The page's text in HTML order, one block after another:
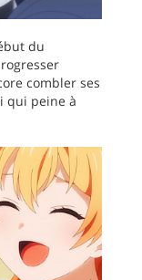
du
combler ses
qui peine à